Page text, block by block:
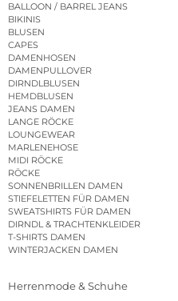
BALLOON / BARREL JEANS
BIKINIS
BLUSEN
CAPES
DAMENHOSEN
DAMENPULLOVER
DIRNDLBLUSEN
HEMDBLUSEN
JEANS DAMEN
LANGE RÖCKE
LOUNGEWEAR
MARLENEHOSE
MIDI RÖCKE
RÖCKE
SONNENBRILLEN DAMEN
STIEFELETTEN FÜR DAMEN
SWEATSHIRTS FÜR DAMEN
DIRNDL & TRACHTENKLEIDER
T-SHIRTS DAMEN
WINTERJACKEN DAMEN
Herrenmode & Schuhe